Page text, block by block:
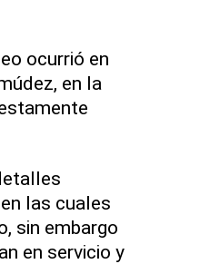
ocurrió en
en la
las cuales
sin embargo
en servicio y